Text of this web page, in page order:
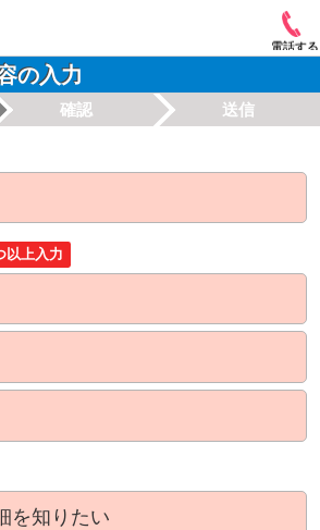
電話する
の入力
確認 送信
以上入力
を知りたい